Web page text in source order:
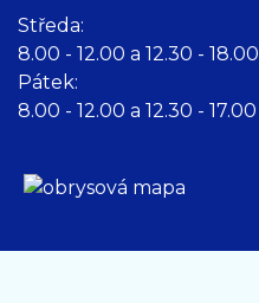
Středa:
8.00 - 12.00 a 12.30 - 18.00
Pátek:
8.00 - 12.00 a 12.30 - 17.00